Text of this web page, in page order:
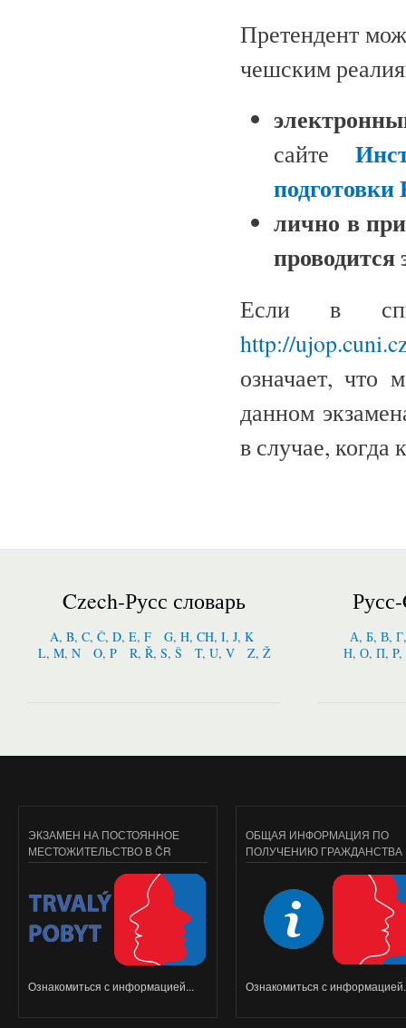
Претендент
чешским
сайте
подготовки
лично в
проводится
Если в
http://
означает, что
данном
в случае, когда
Czech-Русс словарь
A, B, C, Č, D, E, F
G, H, CH, I, J, K
L, M, N
O, P R, Ř, S, Š T, U, V Z, Ž
А, Б, В,
Н, О, П,
ЭКЗАМЕН НА ПОСТОЯННОЕ
МЕСТОЖИТЕЛЬСТВО В ČR
Ознакомиться с информацией...
ОБЩАЯ ИНФОРМАЦИЯ ПО
ПОЛУЧЕНИЮ ГРАЖДАНСТВА
Ознакомиться с